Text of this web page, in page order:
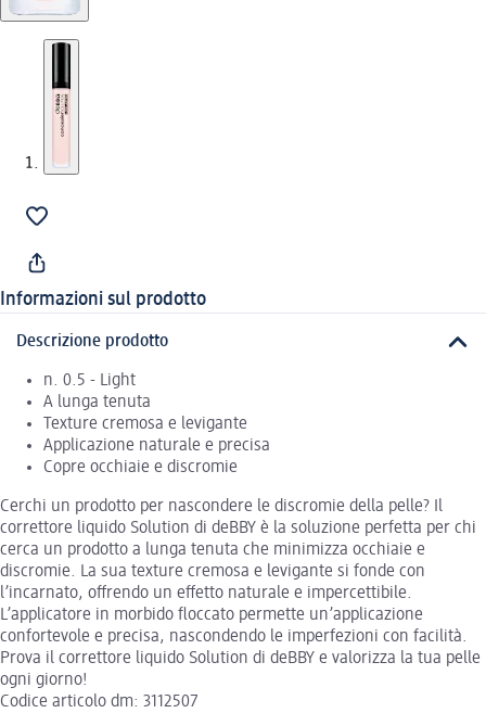
Informazioni sul prodotto
Descrizione prodotto
n. 0.5 - Light
A lunga tenuta
Texture cremosa e levigante
Applicazione naturale e precisa
Copre occhiaie e discromie
Cerchi un prodotto per nascondere le discromie della pelle? Il
correttore liquido Solution di deBBY è la soluzione perfetta per chi
cerca un prodotto a lunga tenuta che minimizza occhiaie e
discromie. La sua texture cremosa e levigante si fonde con
l’incarnato, offrendo un effetto naturale e impercettibile.
L’applicatore in morbido floccato permette un’applicazione
confortevole e precisa, nascondendo le imperfezioni con facilità.
Prova il correttore liquido Solution di deBBY e valorizza la tua pelle
ogni giorno!
Codice articolo dm: 3112507